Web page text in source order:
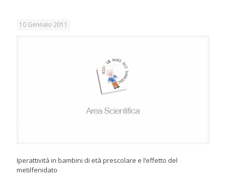
10 Gennaio 2011
Iperattività in bambini di età prescolare e l’effetto del
metilfenidato